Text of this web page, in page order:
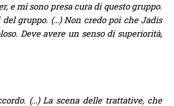
e mi sono presa cura di questo gruppo.
gruppo. (…) Non credo poi che Jadis
Deve avere un senso di superiorità,
(…) La scena delle trattative, che